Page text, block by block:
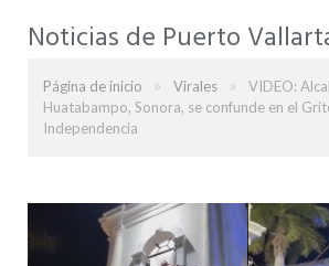
Noticias de Puerto
Página de inicio » Virales »
VIDEO:
Huatabampo, Sonora, se confunde en el
Independencia